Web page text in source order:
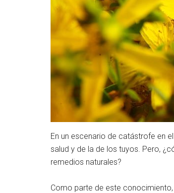
En un escenario de catástrofe en
salud y de la de los tuyos. Pero,
remedios naturales?
Como parte de este